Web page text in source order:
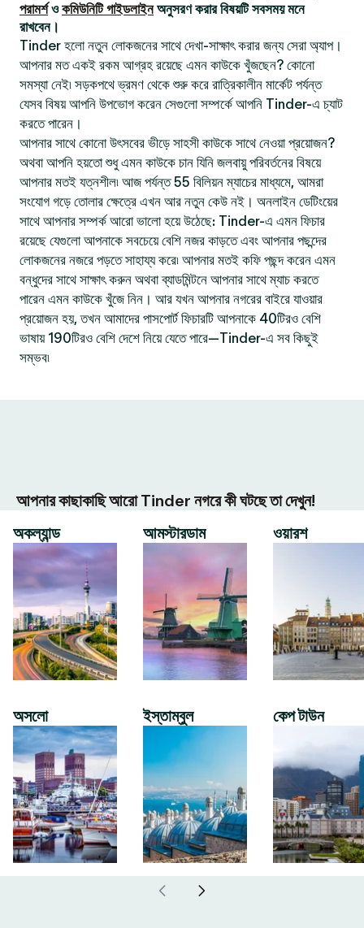
পরামর্শওকমিউনিটি গাইডলাইনঅনুসরণ করার বিষয়টি সবসময় মনে
রাখবেন।
Tinder হলো নতুন লোকজনের সাথে দেখা-সাক্ষাৎ করার জন্য সেরা অ্যাপ।
আপনার মত একই রকম আগ্রহ রয়েছে এমন কাউকে খুঁজছেন? কোনো
সমস্যা নেই৷ সড়কপথে ভ্রমণ থেকে শুরু করে রাত্রিকালীন মার্কেট পর্যন্ত
যেসব বিষয় আপনি উপভোগ করেন সেগুলো সম্পর্কে আপনি Tinder-এ চ্যাট
করতে পারেন।
আপনার সাথে কোনো উৎসবের ভীড়ে সাহসী কাউকে সাথে নেওয়া প্রয়োজন?
অথবা আপনি হয়তো শুধু এমন কাউকে চান যিনি জলবায়ু পরিবর্তনের বিষয়ে
আপনার মতই যত্নশীল৷ আজ পর্যন্ত 55 বিলিয়ন ম্যাচের মাধ্যমে, আমরা
সংযোগ গড়ে তোলার ক্ষেত্রে এখন আর নতুন কেউ নই। অনলাইন ডেটিংয়ের
সাথে আপনার সম্পর্ক আরো ভালো হয়ে উঠেছে: Tinder-এ এমন ফিচার
রয়েছে যেগুলো আপনাকে সবচেয়ে বেশি নজর কাড়তে এবং আপনার পছন্দের
লোকজনের নজরে পড়তে সাহায্য করে৷ আপনার মতই কফি পছন্দ করেন এমন
বন্ধুদের সাথে সাক্ষাৎ করুন অথবা ব্যাডমিন্টনে আপনার সাথে ম্যাচ করতে
পারেন এমন কাউকে খুঁজে নিন। আর যখন আপনার নগরের বাইরে যাওয়ার
প্রয়োজন হয়, তখন আমাদের পাসপোর্ট ফিচারটি আপনাকে 40টিরও বেশি
ভাষায় 190টিরও বেশি দেশে নিয়ে যেতে পারে—Tinder-এ সব কিছুই
সম্ভব৷
আপনার কাছাকাছি আরো Tinder নগরে কী ঘটছে তা দেখুন!
অকল্যান্ড
অসলো
আমস্টারডাম
ইস্তাম্বুল
ওয়ারশ
কেপ টাউন